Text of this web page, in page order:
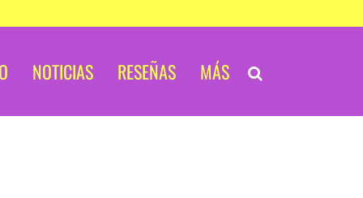
NOTICIAS RESEÑAS MÁS